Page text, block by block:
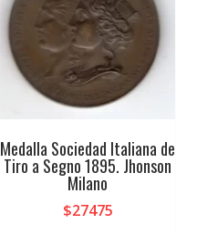
Medalla Sociedad Italiana de
Tiro a Segno 1895. Jhonson
Milano
$27475